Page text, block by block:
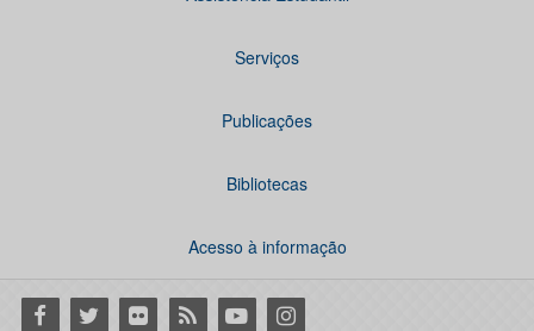
Serviços
Publicações
Bibliotecas
Acesso à informação
Facebook
Twitter Flickr RSS YoutubeInstagram